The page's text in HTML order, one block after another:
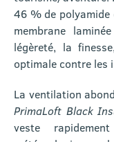
46 % de polyamide
membrane
légèreté, la
optimale contre les
La ventilation
PrimaLoft Black
veste